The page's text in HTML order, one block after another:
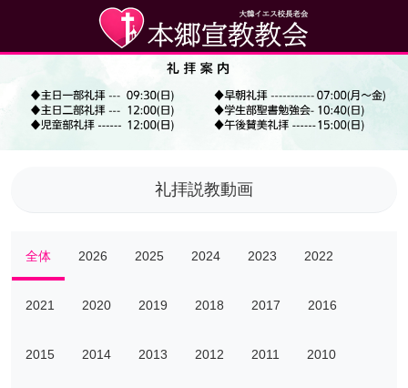
礼拝説教動画
全体 2026 2025 2024 2023 2022
2021 2020 2019 2018 2017 2016
2015 2014 2013 2012 2011 2010